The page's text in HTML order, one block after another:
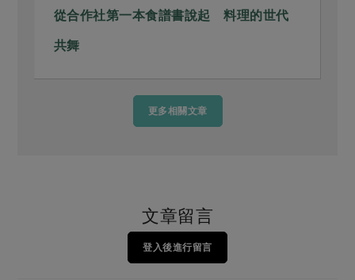
合作母子共煮母親節 最菜專員＋媽媽
無需言說的心意 都擺在餐桌上
更多相關文章
文章留言
登入後進行留言